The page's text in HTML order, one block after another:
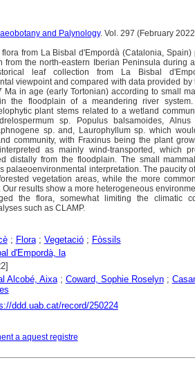
and Palynology. Vol. 297 (February
from La Bisbal d'Empordà (Catalonia,
from the north-eastern Iberian Peninsula during
leaf collection from La Bisbal
viewpoint and compared with data provided
Ma in age (early Tortonian) according to small
the floodplain of a meandering river
plant stems related to a wetland
sp. Populus balsamoides,
sp. and, Laurophyllum sp. which
community, with Fraxinus being the plant
as mainly wind-transported, which
distally from the floodplain. The small
palaeoenvironmental interpretation. The paucity
vegetation areas, while the more
results show a more heterogeneous
the flora, somewhat limiting the climatic
such as CLAMP.
; Flora; Vegetació; Fòssils
d'Empordà, la
Alcobé, Aixa; Coward, Sophie Roselyn;
ddd.uab.cat/record/250224
a aquest registre